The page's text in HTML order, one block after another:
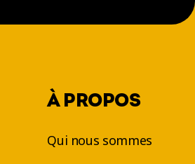
À PROPOS
Qui nous sommes